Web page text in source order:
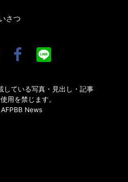
さつ
している写真・見出し・記事
用を禁じます。
News